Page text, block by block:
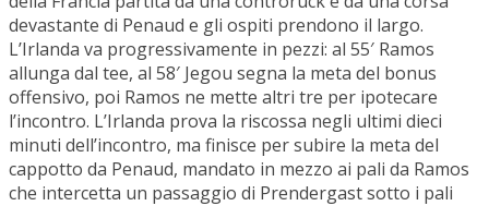
devastante di Penaud e gli ospiti prendono il largo.
L’Irlanda va progressivamente in pezzi: al 55′ Ramos
allunga dal tee, al 58′ Jegou segna la meta del bonus
offensivo, poi Ramos ne mette altri tre per ipotecare
l’incontro. L’Irlanda prova la riscossa negli ultimi dieci
minuti dell’incontro, ma finisce per subire la meta del
cappotto da Penaud, mandato in mezzo ai pali da Ramos
che intercetta un passaggio di Prendergast sotto i pali